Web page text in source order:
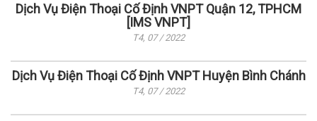
Dịch Vụ Điện Thoại Cố Định VNPT Quận 12, TPHCM
[IMS VNPT]
T4, 07 / 2022
Dịch Vụ Điện Thoại Cố Định VNPT Huyện Bình Chánh
T4, 07 / 2022